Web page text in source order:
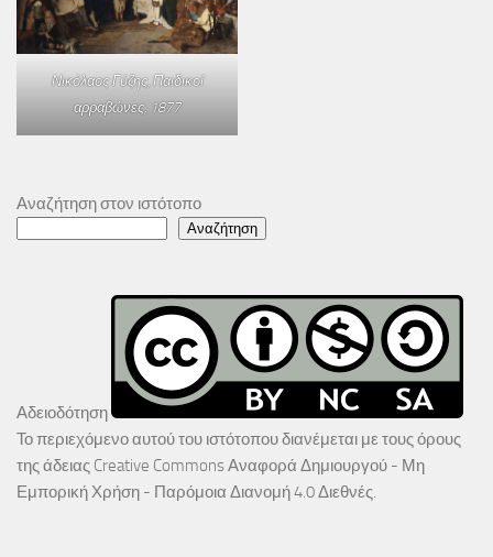
Νικόλαος Γύζης,Παιδικοί
αρραβώνες, 1877
Αναζήτηση στον ιστότοπο
Αναζήτηση
Αδειοδότηση
Το περιεχόμενο αυτού του ιστότοπου διανέμεται με τους όρους
της άδειας Creative Commons Αναφορά Δημιουργού - Μη
Εμπορική Χρήση - Παρόμοια Διανομή 4.0 Διεθνές.